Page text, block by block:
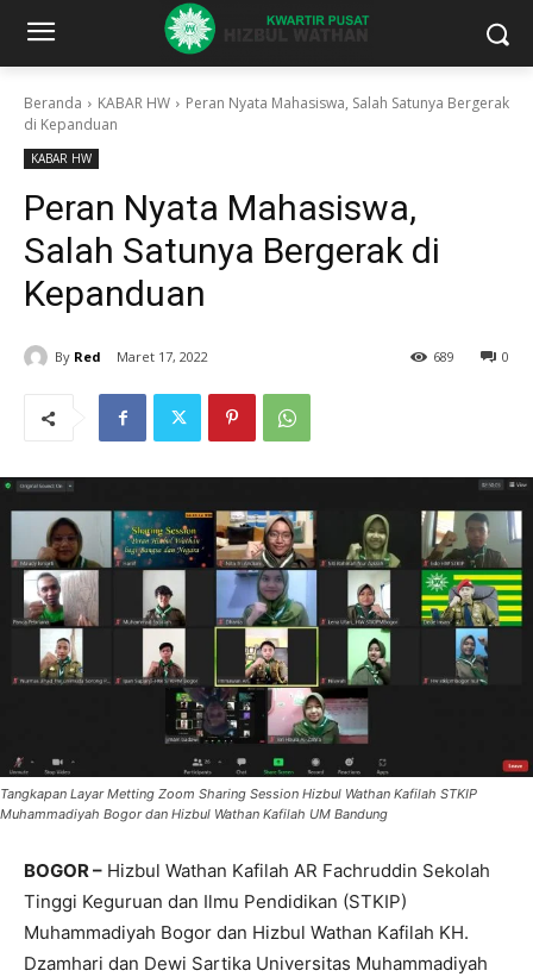
Beranda KABAR HW
Peran Nyata Mahasiswa, Salah Satunya Bergerak
di Kepanduan
KABAR HW
Peran Nyata Mahasiswa,
Salah Satunya Bergerak di
Kepanduan
By Red Maret 17, 2022 0
689
Tangkapan Layar Metting Zoom Sharing Session Hizbul Wathan Kafilah STKIP
Muhammadiyah Bogor dan Hizbul Wathan Kafilah UM Bandung
BOGOR – Hizbul Wathan Kafilah AR Fachruddin Sekolah
Tinggi Keguruan dan Ilmu Pendidikan (STKIP)
Muhammadiyah Bogor dan Hizbul Wathan Kafilah KH.
Dzamhari dan Dewi Sartika Universitas Muhammadiyah